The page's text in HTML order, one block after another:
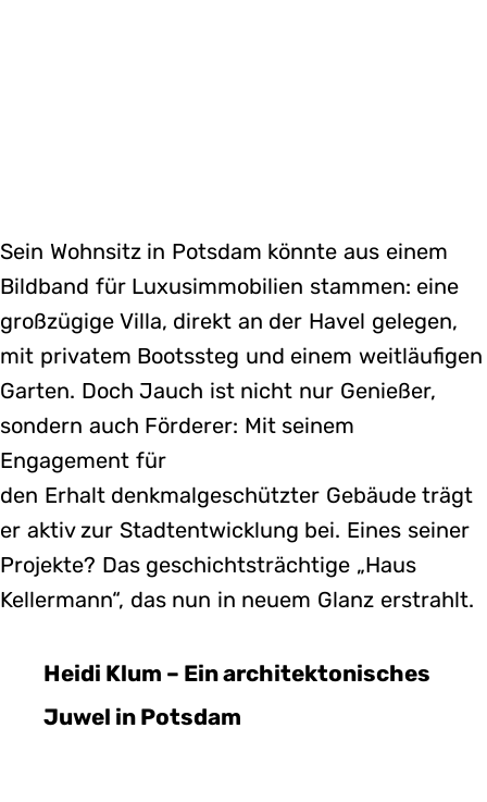
Sein Wohnsitz in Potsdam könnte aus einem
Bildband für Luxusimmobilien stammen: eine
großzügige Villa, direkt an der Havel gelegen,
mit privatem Bootssteg und einem weitläufigen
Garten. Doch Jauch ist nicht nur Genießer,
sondern auch Förderer: Mit seinem
Engagement für
den Erhalt denkmalgeschützter Gebäude trägt
er aktiv zur Stadtentwicklung bei. Eines seiner
Projekte? Das geschichtsträchtige „Haus
Kellermann“, das nun in neuem Glanz erstrahlt.
Heidi Klum – Ein architektonisches
Juwel in Potsdam